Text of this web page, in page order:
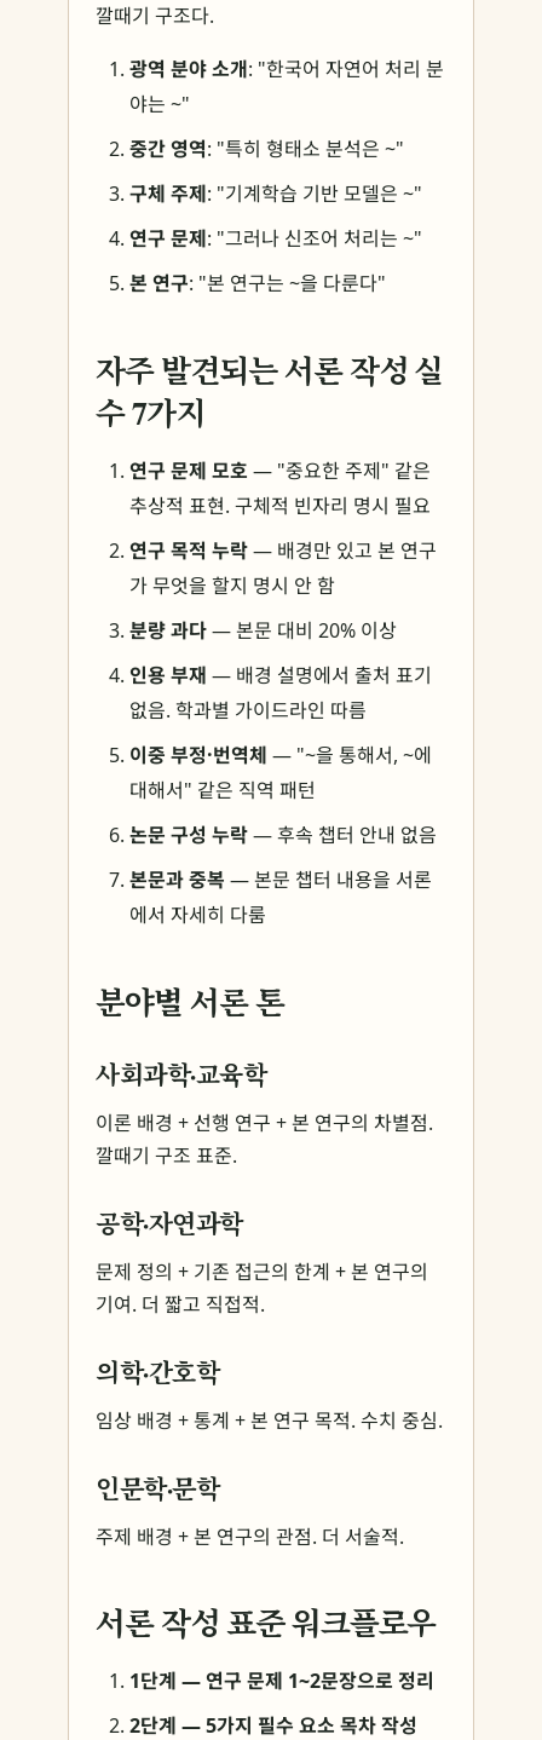
깔때기 구조다.
광역 분야 소개: "한국어 자연어 처리 분
야는 ~"
중간 영역: "특히 형태소 분석은 ~"
구체 주제: "기계학습 기반 모델은 ~"
연구 문제: "그러나 신조어 처리는 ~"
본 연구: "본 연구는 ~을 다룬다"
자주 발견되는 서론 작성 실
수 7가지
연구 문제 모호 — "중요한 주제" 같은
추상적 표현. 구체적 빈자리 명시 필요
연구 목적 누락— 배경만 있고 본 연구
가 무엇을 할지 명시 안 함
분량 과다— 본문 대비 20% 이상
인용 부재 — 배경 설명에서 출처 표기
없음. 학과별 가이드라인 따름
이중 부정·번역체 — "~을 통해서, ~에
대해서" 같은 직역 패턴
논문 구성 누락— 후속 챕터 안내 없음
본문과 중복 — 본문 챕터 내용을 서론
에서 자세히 다룸
분야별 서론 톤
사회과학·교육학
이론 배경 + 선행 연구 + 본 연구의 차별점.
깔때기 구조 표준.
공학·자연과학
문제 정의 + 기존 접근의 한계 + 본 연구의
기여. 더 짧고 직접적.
의학·간호학
임상 배경 + 통계 + 본 연구 목적. 수치 중심.
인문학·문학
주제 배경 + 본 연구의 관점. 더 서술적.
서론 작성 표준 워크플로우
1단계 — 연구 문제 1~2문장으로 정리
2단계 — 5가지 필수 요소 목차 작성